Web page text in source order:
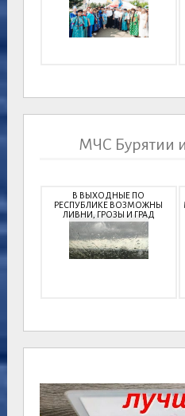
МЧС Бурятии
В ВЫХОДНЫЕ ПО
РЕСПУБЛИКЕ ВОЗМОЖНЫ
ЛИВНИ, ГРОЗЫ И ГРАД